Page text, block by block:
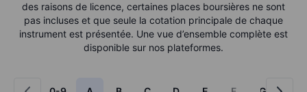
des raisons de licence, certaines places boursières ne sont
pas incluses et que seule la cotation principale de chaque
instrument est présentée. Une vue d’ensemble complète est
disponible sur nos plateformes.